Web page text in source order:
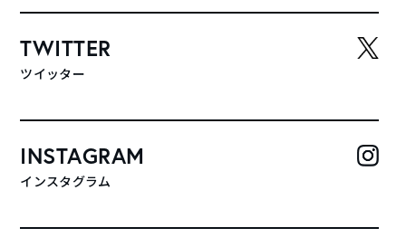
TWITTER
ツイッター
INSTAGRAM
インスタグラム